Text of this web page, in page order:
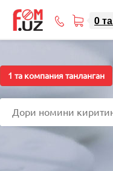
0та
207-
08
1 та компания танланган